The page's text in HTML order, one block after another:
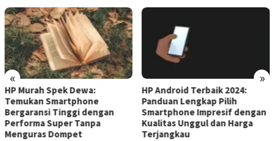
« »
Dewa:
Tinggi dengan
Tanpa
HP Android Terbaik 2024:
Panduan Lengkap Pilih
Smartphone Impresif dengan
Kualitas Unggul dan Harga
Terjangkau
HP
Panduan